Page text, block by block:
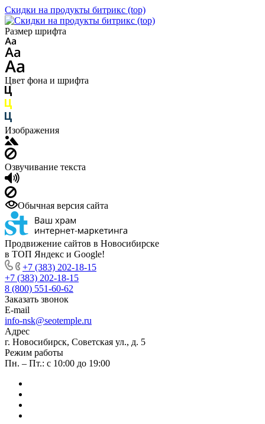
Скидки на продукты битрикс (top)
Размер шрифта
Цвет фона и шрифта
Изображения
Озвучивание текста
Обычная версия сайта
Продвижение сайтов в Новосибирске
в ТОП Яндекс и Google!
+7 (383) 202-18-15
+7 (383) 202-18-15
8 (800) 551-60-62
Заказать звонок
E-mail
info-nsk@seotemple.ru
Адрес
г. Новосибирск, Советская ул., д. 5
Режим работы
Пн. – Пт.: с 10:00 до 19:00